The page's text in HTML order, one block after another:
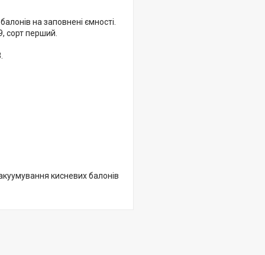
на заповнені ємності.
сорт перший.
кисневих балонів